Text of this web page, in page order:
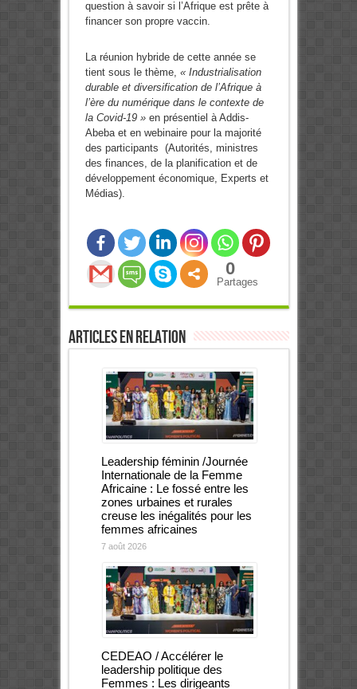
question à savoir si l’Afrique est prête à
financer son propre vaccin.
La réunion hybride de cette année se
tient sous le thème, « Industrialisation
durable et diversification de l’Afrique à
l’ère du numérique dans le contexte de
la Covid-19 » en présentiel à Addis-
Abeba et en webinaire pour la majorité
des participants (Autorités, ministres
des finances, de la planification et de
développement économique, Experts et
Médias).
0
Partages
Articles en relation
Leadership féminin /Journée
Internationale de la Femme
Africaine : Le fossé entre les
zones urbaines et rurales
creuse les inégalités pour les
femmes africaines
7 août 2026
CEDEAO / Accélérer le
leadership politique des
Femmes : Les dirigeants